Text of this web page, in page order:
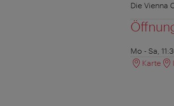
Die Vienna
Mo - Sa,
Karte